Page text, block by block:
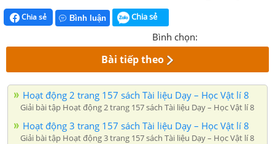
Chia sẻ Bình luận Chia sẻ
Bình chọn:
Bài tiếp theo
Hoạt động 2 trang 157 sách Tài liệu Dạy – Học Vật lí 8
Giải bài tập Hoạt động 2 trang 157 sách Tài liệu Dạy – Học Vật lí 8
Hoạt động 3 trang 157 sách Tài liệu Dạy – Học Vật lí 8
Giải bài tập Hoạt động 3 trang 157 sách Tài liệu Dạy – Học Vật lí 8